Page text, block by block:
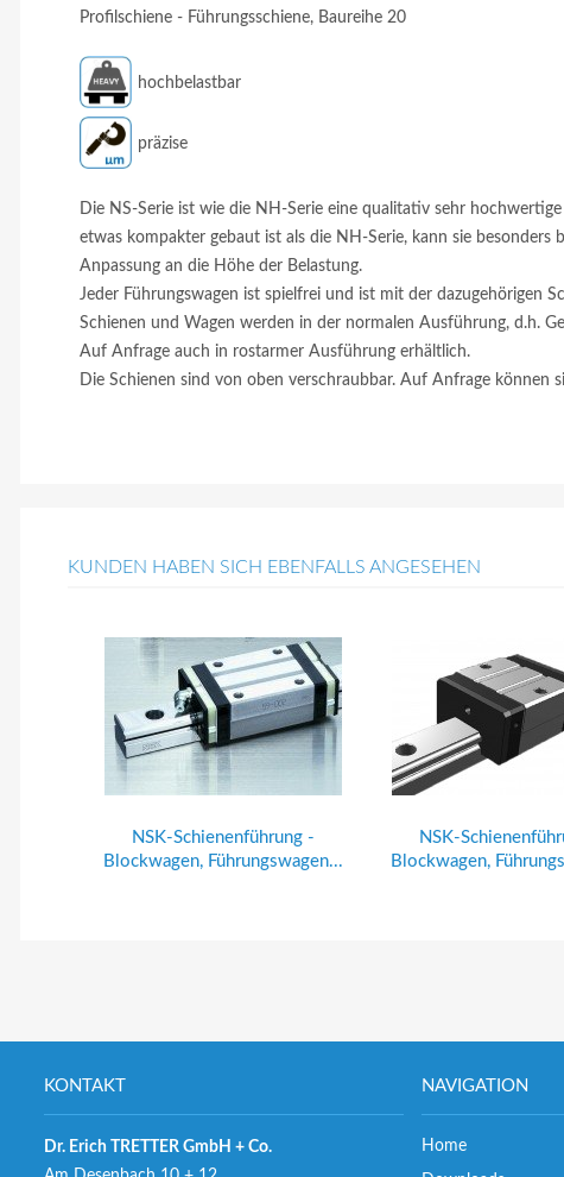
Profilschiene - Führungsschiene, Baureihe 20
hochbelastbar
präzise
Die NS-Serie ist wie die NH-Serie eine qualitativ sehr
etwas kompakter gebaut ist als die NH-Serie, kann sie
Anpassung an die Höhe der Belastung.
Jeder Führungswagen ist spielfrei und ist mit der dazugehörigen
Schienen und Wagen werden in der normalen Ausführung, d.h.
Auf Anfrage auch in rostarmer Ausführung erhältlich.
Die Schienen sind von oben verschraubbar. Auf Anfrage können
KUNDEN HABEN SICH EBENFALLS ANGESEHEN
NSK-Schienenführung -
Blockwagen, Führungswagen...
NSK-
Blockwagen,
KONTAKT
Dr. Erich TRETTER GmbH + Co.
NAVIGATION
Home